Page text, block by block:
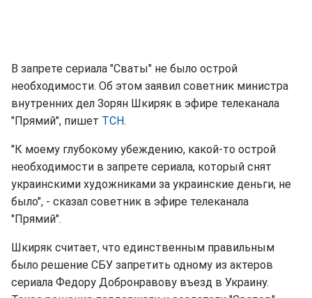
В запрете сериала "Сваты" не было острой
необходимости. Об этом заявил советник министра
внутренних дел Зорян Шкиряк в эфире телеканала
"Прямий", пишет ТСН.
"К моему глубокому убеждению, какой-то острой
необходимости в запрете сериала, который снят
украинскими художниками за украинские деньги, не
было", - сказал советник в эфире телеканала
"Прямий".
Шкиряк считает, что единственным правильным
было решение СБУ запретить одному из актеров
сериала Федору Добронравову въезд в Украину.